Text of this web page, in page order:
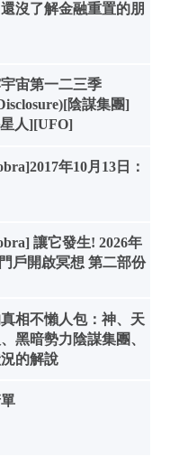
沒了解金融重置的朋
宙第一二三季
陰謀集團]
人][UFO]
年10月13日：
讓它發生! 2026年
戶開啟冥想 第二部份
相不懶人包：神、天
黑暗勢力陰謀集團、
的解說